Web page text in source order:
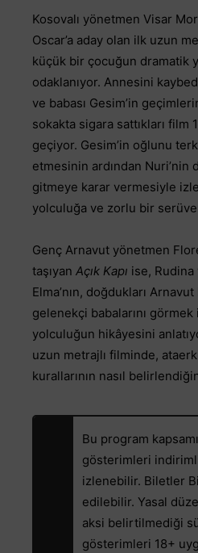
Kosovalı yönetmen Visar
Oscar’a aday olan ilk uzun
küçük bir çocuğun dramatik
odaklanıyor. Annesini
ve babası Gesim’in
sokakta sigara sattıkları film
geçiyor. Gesim’in oğlunu
etmesinin ardından Nuri’nin
gitmeye karar vermesiyle
yolculuğa ve zorlu bir
Genç Arnavut yönetmen
taşıyan Açık Kapı ise, Rudina
Elma’nın, doğdukları
gelenekçi babalarını görmek
yolculuğun hikâyesini
uzun metrajlı filminde,
kurallarının nasıl
Bu program
gösterimleri
izlenebilir. Biletler
edilebilir. Yasal
aksi belirtilmediği
gösterimleri 18+